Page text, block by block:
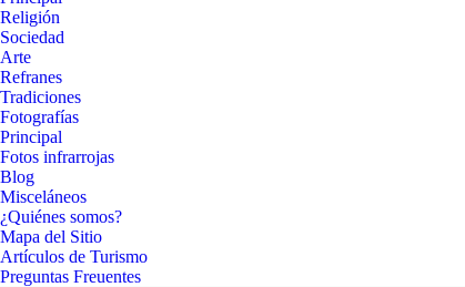
Religión
Sociedad
Arte
Refranes
Tradiciones
Fotografías
Principal
Fotos infrarrojas
Blog
Misceláneos
¿Quiénes somos?
Mapa del Sitio
Artículos de Turismo
Preguntas Freuentes